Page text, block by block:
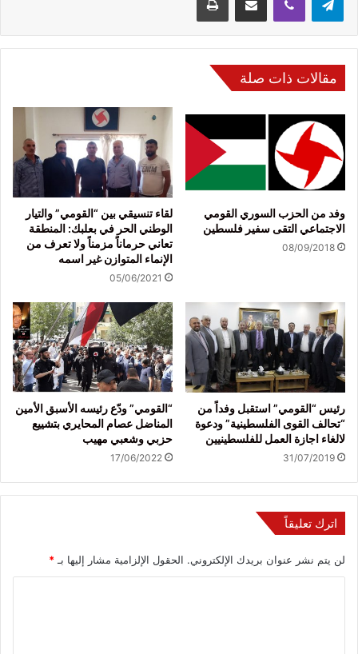
مقالات ذات صلة
وفد من الحزب السوري القومي
الاجتماعي التقى سفير فلسطين
08/09/2018
لقاء تنسيقي بين “القومي” والتيار
الوطني الحر في بعلبك: المنطقة
تعاني حرماناً مزمناً ولا تعرف من
الإنماء المتوازن غير اسمه
05/06/2021
رئيس “القومي” استقبل وفداً من
“تحالف القوى الفلسطينية” ودعوة
لالغاء اجازة العمل للفلسطينيين
31/07/2019
“القومي” ودّع رئيسه الأسبق الأمين
المناضل عصام المحايري بتشييع
حزبي وشعبي مهيب
17/06/2022
اترك تعليقاً
لن يتم نشر عنوان بريدك الإلكتروني. الحقول الإلزامية مشار إليها بـ *